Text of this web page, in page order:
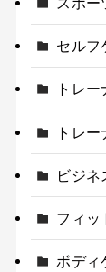
セルフ
トレ
トレ
ビジネ
フィッ
ボディ